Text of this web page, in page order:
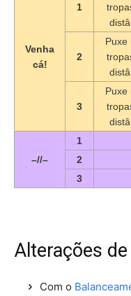
Venha
cá!
1
2
Puxe
3
Puxe
–//–
1
2
3
Alterações
Com o